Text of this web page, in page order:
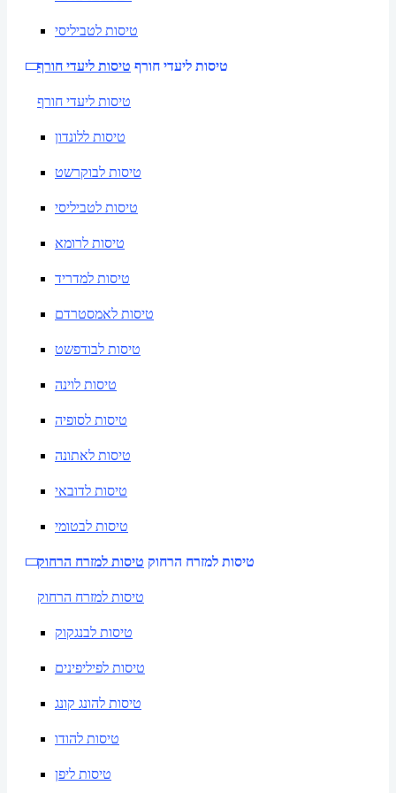
טיסות לטביליסי
טיסות ליעדי חורף טיסות ליעדי חורף
טיסות ליעדי חורף
טיסות ללונדון
טיסות לבוקרשט
טיסות לטביליסי
טיסות לרומא
טיסות למדריד
טיסות לאמסטרדם
טיסות לבודפשט
טיסות לוינה
טיסות לסופיה
טיסות לאתונה
טיסות לדובאי
טיסות לבטומי
טיסות למזרח הרחוק טיסות למזרח הרחוק
טיסות למזרח הרחוק
טיסות לבנגקוק
טיסות לפיליפינים
טיסות להונג קונג
טיסות להודו
טיסות ליפן